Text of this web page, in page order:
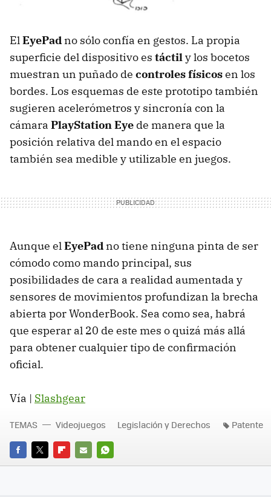
ElEyePad no sólo confía en gestos. La propia
superficie del dispositivo es táctily los bocetos
muestran un puñado de controles físicosen los
bordes. Los esquemas de este prototipo también
sugieren acelerómetros y sincronía con la
cámara PlayStation Eye de manera que la
posición relativa del mando en el espacio
también sea medible y utilizable en juegos.
Aunque elEyePad no tiene ninguna pinta de ser
cómodo como mando principal, sus
posibilidades de cara a realidad aumentada y
sensores de movimientos profundizan la brecha
abierta por WonderBook. Sea como sea, habrá
que esperar al 20 de este mes o quizá más allá
para obtener cualquier tipo de confirmación
oficial.
Vía | Slashgear
FACEBOOK
TWITTERFLIPBOARD
E-
WHATSAPP
TEMAS Videojuegos Legislación y Derechos Patente